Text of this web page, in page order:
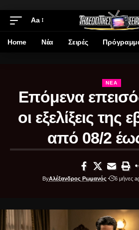
Aa
Home Νέα Σειρές
ΝΈΑ
Επόμενα
οι εξελίξεις της
από 08/2
ByΑλέξανδρος Ρωμανός 6 μήνες